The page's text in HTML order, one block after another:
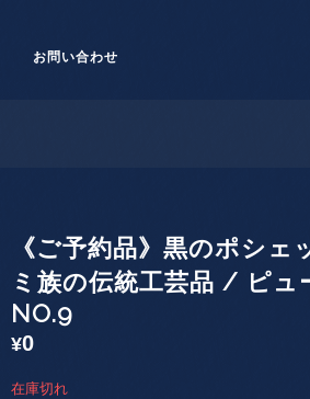
お問い合わせ
《ご予約品》黒のポシ
ミ族の伝統工芸品 / ピュ
NO.9
¥0
在庫切れ